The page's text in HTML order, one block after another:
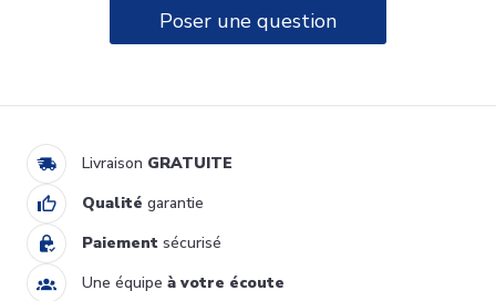
T6R LYRIC THERMOSTAT
Poser une question
Livraison GRATUITE
Qualité garantie
Paiement sécurisé
Une équipe à votre écoute